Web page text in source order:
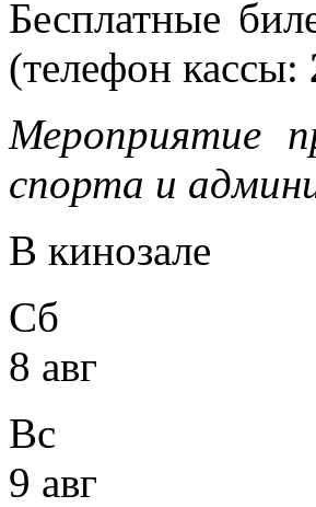
Бесплатные
(телефон кассы:
Мероприятие
спорта и
В кинозале
Сб
8 авг
Вс
9 авг